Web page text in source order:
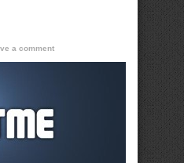
a comment